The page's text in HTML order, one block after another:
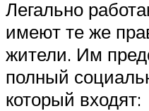
Легально
имеют те же
жители. Им
полный
который входят: